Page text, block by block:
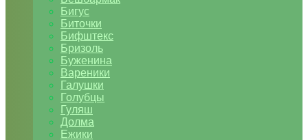
Бигус
Биточки
Бифштекс
Бризоль
Буженина
Вареники
Галушки
Голубцы
Гуляш
Долма
Ежики